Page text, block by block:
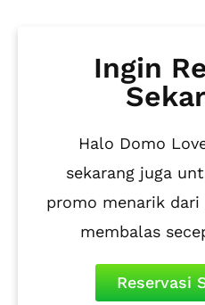
Ingin
Halo Domo
sekarang juga
promo menarik
membalas
Reservasi